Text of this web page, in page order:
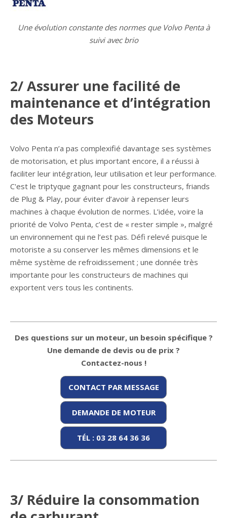
Une évolution constante des normes que Volvo Penta à
suivi avec brio
2/ Assurer une facilité de
maintenance et d’intégration
des Moteurs
Volvo Penta n’a pas complexifié davantage ses systèmes
de motorisation, et plus important encore, il a réussi à
faciliter leur intégration, leur utilisation et leur performance.
C'est le triptyque gagnant pour les constructeurs, friands
de Plug & Play, pour éviter d’avoir à repenser leurs
machines à chaque évolution de normes. L’idée, voire la
priorité de Volvo Penta, c’est de « rester simple », malgré
un environnement qui ne l’est pas. Défi relevé puisque le
motoriste a su conserver les mêmes dimensions et le
même système de refroidissement ; une donnée très
importante pour les constructeurs de machines qui
exportent vers tous les continents.
Des questions sur un moteur, un besoin spécifique ?
Une demande de devis ou de prix ?
Contactez-nous !
CONTACT PAR MESSAGE
DEMANDE DE MOTEUR
TÉL : 03 28 64 36 36
3/ Réduire la consommation